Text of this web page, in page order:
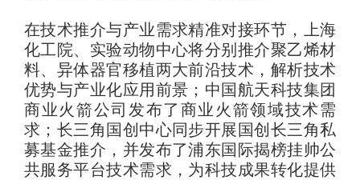
在技术推介与产业需求精准对接环节，上海
化工院、实验动物中心将分别推介聚乙烯材
料、异体器官移植两大前沿技术，解析技术
优势与产业化应用前景；中国航天科技集团
商业火箭公司发布了商业火箭领域技术需
求；长三角国创中心同步开展国创长三角私
募基金推介，并发布了浦东国际揭榜挂帅公
共服务平台技术需求，为科技成果转化提供